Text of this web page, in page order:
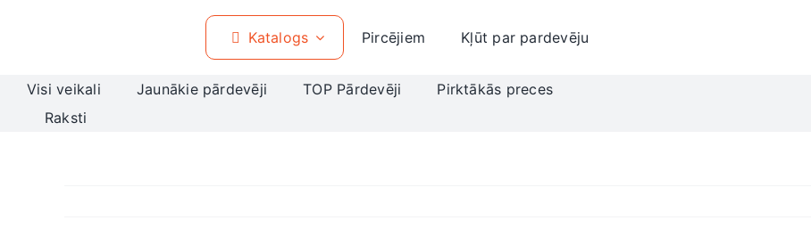
Katalogs Pircējiem Kļūt par pardevēju
Visi veikali Jaunākie pārdevēji TOP Pārdevēji
Pirktākās preces
Raksti